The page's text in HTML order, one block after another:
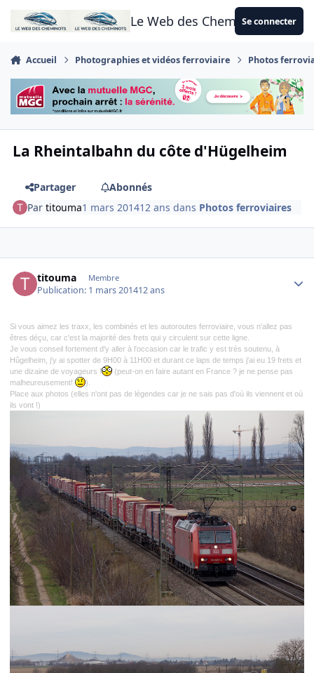
Aller au contenu
Le Web des CheminotsSe connecter
Accueil Photographies et vidéos ferroviaire Photos
La Rheintalbahn du côte d'Hügelheim
Partager
Abonnés
Partitouma1 mars 201412 ans dans Photos ferroviaires
titouma Membre
Publication: 1 mars 201412 ans
Si vous aimez les traxx, les combinés et les autoroutes ferroviaire, vous n'allez pas
êtres déçu, car c'est la majorité des frets qui y circulent sur cette ligne.
Je vous conseil fortement d'y aller à l'occasion car le trafic y est très soutenu, à
Hûgelheim, j'y ai spotter de 9H00 à 11H00 et durant ce laps de temps j'ai eu 19 frets et
une dizaine de voyageurs !
(peut-on en faire autant en France ? je ne pense pas
malheureusement!
).
Place aux photos (elles n'ont pas de légendes car je ne sais pas d'où ils viennent et où
ils vont !)